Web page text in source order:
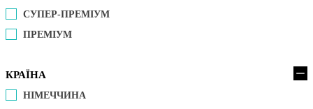
СУПЕР-ПРЕМІУМ
ПРЕМІУМ
КРАЇНА
НІМЕЧЧИНА